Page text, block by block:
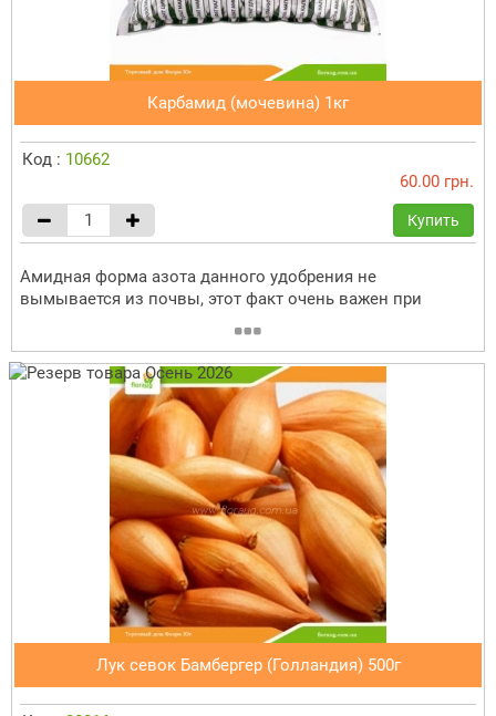
Карбамид (мочевина) 1кг
Код : 10662
60.00 грн.
Купить
Амидная форма азота данного удобрения не
вымывается из почвы, этот факт очень важен при
Лук севок Бамбергер (Голландия) 500г